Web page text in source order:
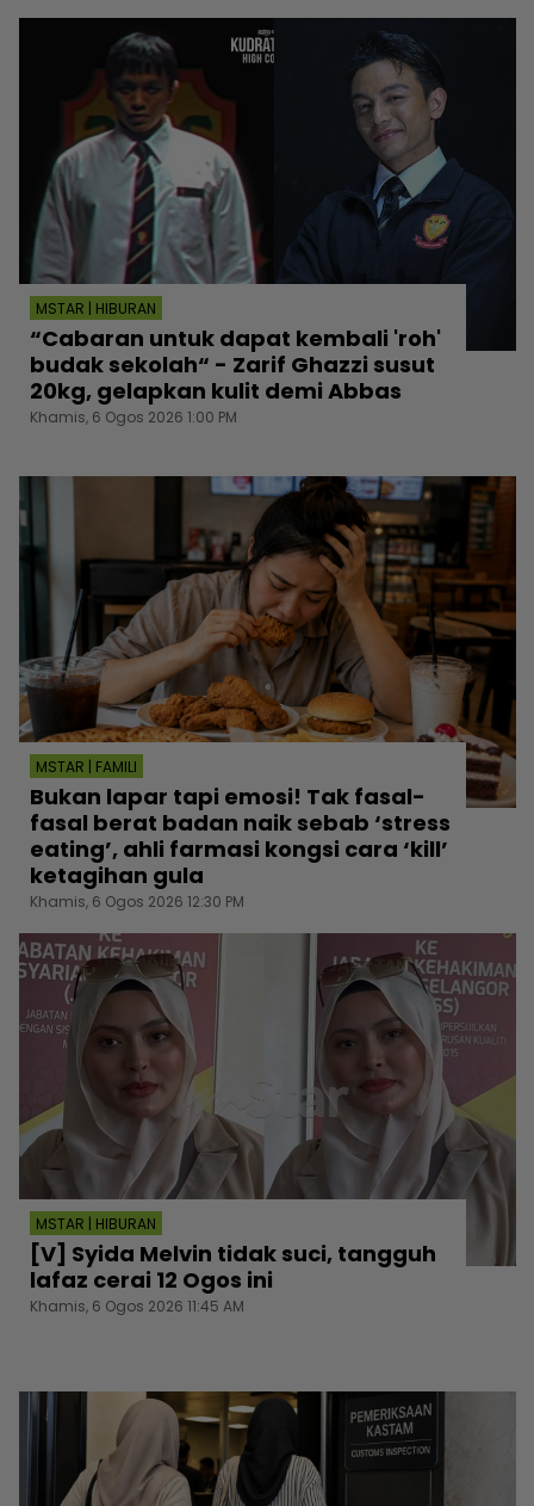
MSTAR | HIBURAN
“Cabaran untuk dapat kembali 'roh'
budak sekolah“ - Zarif Ghazzi susut
20kg, gelapkan kulit demi Abbas
Khamis, 6 Ogos 2026 1:00 PM
MSTAR | FAMILI
Bukan lapar tapi emosi! Tak fasal-
fasal berat badan naik sebab ‘stress
eating’, ahli farmasi kongsi cara ‘kill’
ketagihan gula
Khamis, 6 Ogos 2026 12:30 PM
MSTAR | HIBURAN
[V] Syida Melvin tidak suci, tangguh
lafaz cerai 12 Ogos ini
Khamis, 6 Ogos 2026 11:45 AM